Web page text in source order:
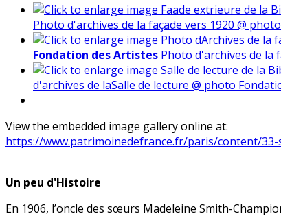
Photo d'archives de la façade vers 1920 @
Fondation des Artistes Photo d'archives de la
d'archives de laSalle de lecture @ photo
View the embedded image gallery online at:
https://www.patrimoinedefrance.fr/paris/content/
Un peu d'Histoire
En 1906, l’oncle des sœurs Madeleine Smith-